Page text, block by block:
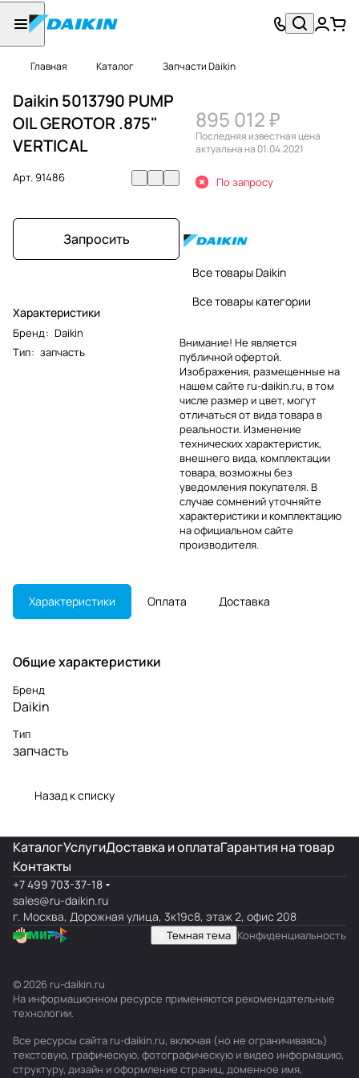
Главная Каталог Запчасти Daikin
Daikin 5013790 PUMP
OIL GEROTOR .875"
VERTICAL
Арт.91486
Запросить
Характеристики
Бренд: Daikin
Тип: запчасть
895 012 ₽
Последняя известная цена
актуальна на 01.04.2021
По запросу
Все товары Daikin
Все товары категории
Внимание! Не является
публичной офертой.
Изображения, размещенные на
нашем сайте ru-daikin.ru, в том
числе размер и цвет, могут
отличаться от вида товара в
реальности. Изменение
технических характеристик,
внешнего вида, комплектации
товара, возможны без
уведомления покупателя. В
случае сомнений уточняйте
характеристики и комплектацию
на официальном сайте
производителя.
Характеристики Оплата Доставка
Общие характеристики
Бренд
Daikin
Тип
запчасть
Назад к списку
КаталогУслугиДоставка и оплатаГарантия на товар
Контакты
+7 499 703-37-18
sales@ru-daikin.ru
г. Москва, Дорожная улица, 3к19с8, этаж 2, офис 208
Темная тема Конфиденциальность
© 2026 ru-daikin.ru
На информационном ресурсе применяются рекомендательные
технологии.
Все ресурсы сайта ru-daikin.ru, включая (но не ограничиваясь)
текстовую, графическую, фотографическую и видео информацию,
структуру, дизайн и оформление страниц, доменное имя,